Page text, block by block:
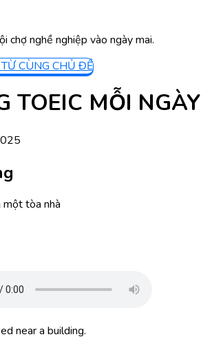
chợ nghề nghiệp vào ngày mai.
TỪ CÙNG CHỦ ĐỀ
TOEIC MỖI NGÀY
một tòa nhà
near a building.